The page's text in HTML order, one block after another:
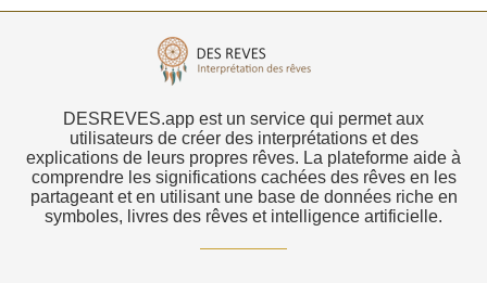
DESREVES.app est un service qui permet aux
utilisateurs de créer des interprétations et des
explications de leurs propres rêves. La plateforme aide à
comprendre les significations cachées des rêves en les
partageant et en utilisant une base de données riche en
symboles, livres des rêves et intelligence artificielle.